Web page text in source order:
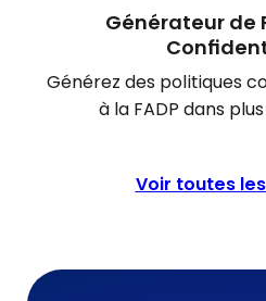
Générateur de
Générez des politiques
à la FADP dans
Voir toutes